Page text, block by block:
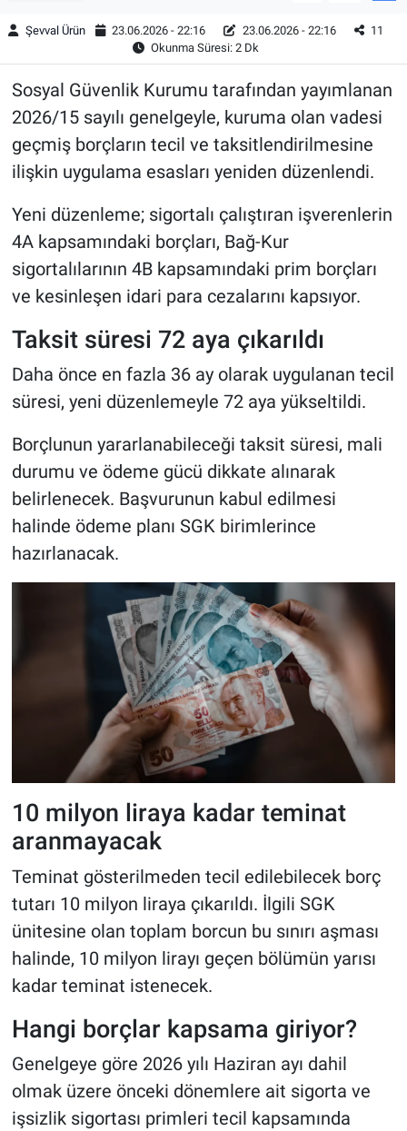
Şevval Ürün 23.06.2026 - 22:16 23.06.2026 - 22:16
11
Okunma Süresi: 2 Dk
Sosyal Güvenlik Kurumu tarafından yayımlanan
2026/15 sayılı genelgeyle, kuruma olan vadesi
geçmiş borçların tecil ve taksitlendirilmesine
ilişkin uygulama esasları yeniden düzenlendi.
Yeni düzenleme; sigortalı çalıştıran işverenlerin
4A kapsamındaki borçları, Bağ-Kur
sigortalılarının 4B kapsamındaki prim borçları
ve kesinleşen idari para cezalarını kapsıyor.
Taksit süresi 72 aya çıkarıldı
Daha önce en fazla 36 ay olarak uygulanan tecil
süresi, yeni düzenlemeyle 72 aya yükseltildi.
Borçlunun yararlanabileceği taksit süresi, mali
durumu ve ödeme gücü dikkate alınarak
belirlenecek. Başvurunun kabul edilmesi
halinde ödeme planı SGK birimlerince
hazırlanacak.
10 milyon liraya kadar teminat
aranmayacak
Teminat gösterilmeden tecil edilebilecek borç
tutarı 10 milyon liraya çıkarıldı. İlgili SGK
ünitesine olan toplam borcun bu sınırı aşması
halinde, 10 milyon lirayı geçen bölümün yarısı
kadar teminat istenecek.
Hangi borçlar kapsama giriyor?
Genelgeye göre 2026 yılı Haziran ayı dahil
olmak üzere önceki dönemlere ait sigorta ve
işsizlik sigortası primleri tecil kapsamında